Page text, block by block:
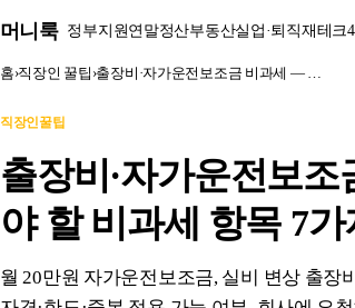
머니룩 정부지원연말정산부동산실업·퇴직재테크
홈›직장인 꿀팁 ›출장비·자가운전보조금 비과세 — …
직장인꿀팁
출장비·자가운전보
야 할 비과세 항목 7가
월 20만원 자가운전보조금, 실비 변상 출장